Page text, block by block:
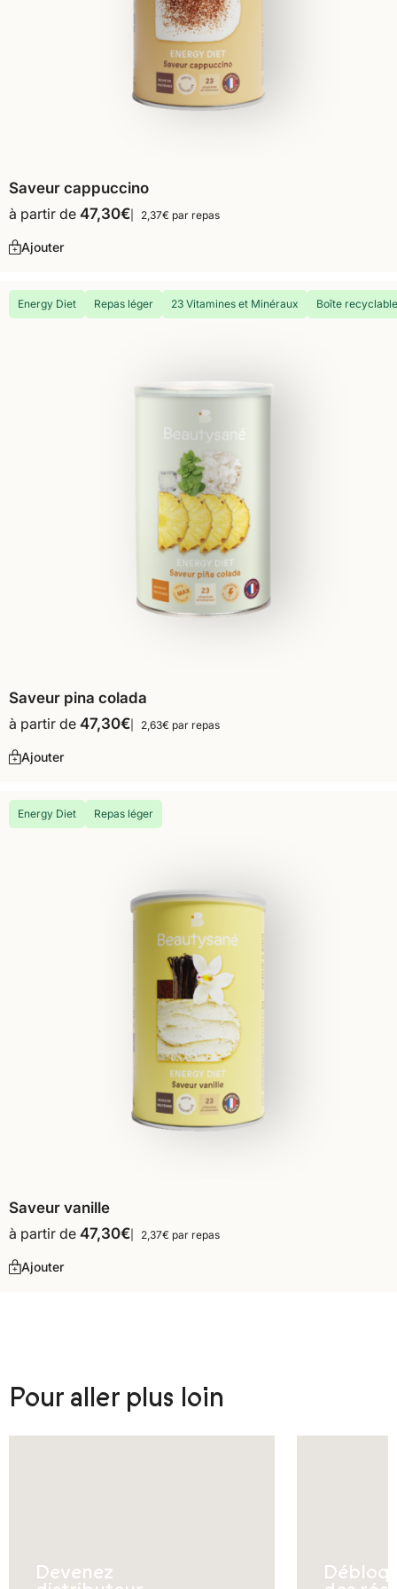
Saveur cappuccino
à partir de 47,30€ 2,37€ par repas
Ajouter
Energy Diet Repas léger 23 Vitamines et Minéraux Boîte recyclable
Saveur pina colada
à partir de 47,30€ 2,63€ par repas
Ajouter
Energy Diet Repas léger
Saveur vanille
à partir de 47,30€ 2,37€ par repas
Ajouter
Pour aller plus loin
Devenez